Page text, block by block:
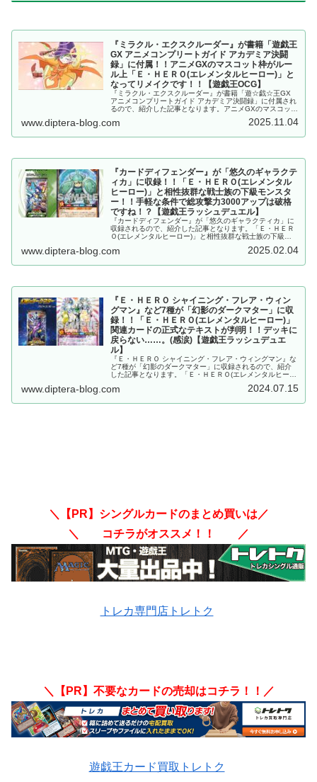
『ミラクル・エクスクルーダー』が書籍「遊戯王
GX アニメコンプリートガイド アカデミア決闘
録」に付属！！アニメGXのマスコット枠がルー
ル上「Ｅ・ＨＥＲＯ(エレメンタルヒーロー)」と
なってリメイクです！！【遊戯王OCG】
『ミラクル・エクスクルーダー』が書籍「遊☆戯☆王GX
アニメコンプリートガイド アカデミア決闘録」に付属され
るので、紹介した記事となります。アニメGXのマスコット
なってリメイクです！！【遊戯王OCG】
www.diptera-blog.com 2025.11.04
『カードディフェンダー』が「悠久のギャラクテ
ィカ」に収録！！「Ｅ・ＨＥＲＯ(エレメンタル
ヒーロー)」と相性抜群な戦士族の下級モンスタ
ー！！手軽な条件で総攻撃力3000アップは破格
ですね！？【遊戯王ラッシュデュエル】
『カードディフェンダー』が「悠久のギャラクティカ」に
収録されるので、紹介した記事となります。「Ｅ・ＨＥＲ
Ｏ(エレメンタルヒーロー)」と相性抜群な戦士族の下級モ
ね！？【遊戯王ラッシュデュエル】
www.diptera-blog.com 2025.02.04
『Ｅ・ＨＥＲＯ シャイニング・フレア・ウィン
グマン』など7種が「幻影のダークマター」に収
録！！「Ｅ・ＨＥＲＯ(エレメンタルヒーロー)」
関連カードの正式なテキストが判明！！デッキに
戻らない……。(感涙)【遊戯王ラッシュデュエ
ル】
『Ｅ・ＨＥＲＯ シャイニング・フレア・ウィングマン』な
ど7種が「幻影のダークマター」に収録されるので、紹介
した記事となります。「Ｅ・ＨＥＲＯ(エレメンタルヒーロ
ない……。(感涙) 遊戯王ラッシュデュエル
www.diptera-blog.com 2024.07.15
＼【PR】シングルカードのまとめ買いは／
＼ コチラがオススメ！！ ／
トレカ専門店トレトク
＼【PR】不要なカードの売却はコチラ！！／
遊戯王カード買取トレトク